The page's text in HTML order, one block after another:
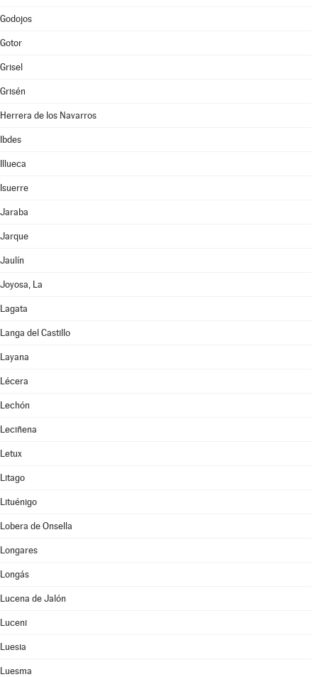
Godojos
Gotor
Grisel
Grisén
Herrera de los Navarros
Ibdes
Illueca
Isuerre
Jaraba
Jarque
Jaulín
Joyosa, La
Lagata
Langa del Castillo
Layana
Lécera
Lechón
Leciñena
Letux
Litago
Lituénigo
Lobera de Onsella
Longares
Longás
Lucena de Jalón
Luceni
Luesia
Luesma